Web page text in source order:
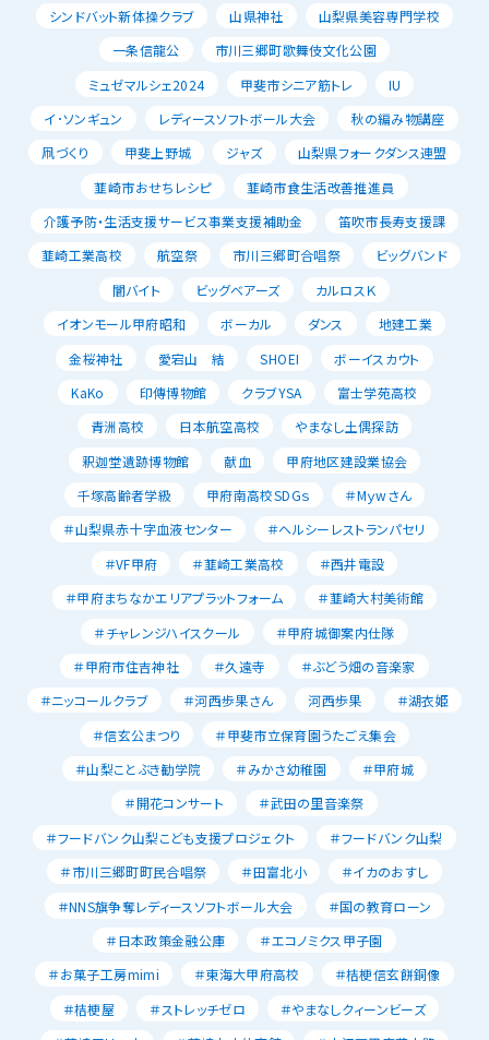
シンドバット新体操クラブ
山県神社
山梨県美容専門学校
一条信龍公
市川三郷町歌舞伎文化公園
ミュゼマルシェ2024
甲斐市シニア筋トレ
IU
イ･ソンギュン
レディースソフトボール大会
秋の編み物講座
凧づくり
甲斐上野城 ジャズ
山梨県フォークダンス連盟
韮崎市おせちレシピ
韮崎市食生活改善推進員
介護予防・生活支援サービス事業支援補助金
笛吹市長寿支援課
韮崎工業高校
航空祭 市川三郷町合唱祭
ビッグバンド
闇バイト
ビッグベアーズ
カルロスＫ
イオンモール甲府昭和
ボーカル ダンス
地建工業
金桜神社
愛宕山 結 SHOEI
ボーイスカウト
KaKo
印傳博物館 クラブYSA
富士学苑高校
青洲高校
日本航空高校
やまなし土偶探訪
釈迦堂遺跡博物館
献血
甲府地区建設業協会
千塚高齢者学級
甲府南高校SDGｓ
＃Mｙwさん
＃山梨県赤十字血液センター
＃ヘルシーレストランパセリ
＃VF甲府
＃韮崎工業高校
＃西井電設
＃甲府まちなかエリアプラットフォーム
＃韮崎大村美術館
＃チャレンジハイスクール
＃甲府城御案内仕隊
＃甲府市住吉神社
＃久遠寺
＃ぶどう畑の音楽家
＃ニッコールクラブ
＃河西歩果さん 河西歩果
＃湖衣姫
＃信玄公まつり
＃甲斐市立保育園うたごえ集会
＃山梨ことぶき勧学院
＃みかさ幼稚園
＃甲府城
＃開花コンサート
＃武田の里音楽祭
＃フードバンク山梨こども支援プロジェクト
＃フードバンク山梨
＃市川三郷町町民合唱祭
＃田富北小
＃イカのおすし
＃NNS旗争奪レディースソフトボール大会
＃国の教育ローン
＃日本政策金融公庫
＃エコノミクス甲子園
＃お菓子工房mimi
＃東海大甲府高校
＃桔梗信玄餅銅像
＃桔梗屋
＃ストレッチゼロ
＃やまなしクィーンビーズ